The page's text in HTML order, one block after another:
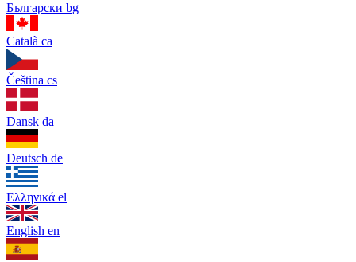
Български bg
Català ca
Čeština cs
Dansk da
Deutsch de
Ελληνικά el
English en